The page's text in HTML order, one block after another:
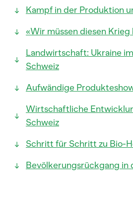
Kampf in der Produktion
«Wir müssen diesen Krieg
Landwirtschaft: Ukraine
Schweiz
Aufwändige
Wirtschaftliche
Schweiz
Schritt für Schritt zu Bio-
Bevölkerungsrückgang in